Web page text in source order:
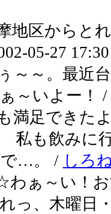
地区からと
05-27
～～。最近
～いよー！ /
満足できた
私も飲みに
で…。 / しろ
ぁ～い！
っ、木曜日